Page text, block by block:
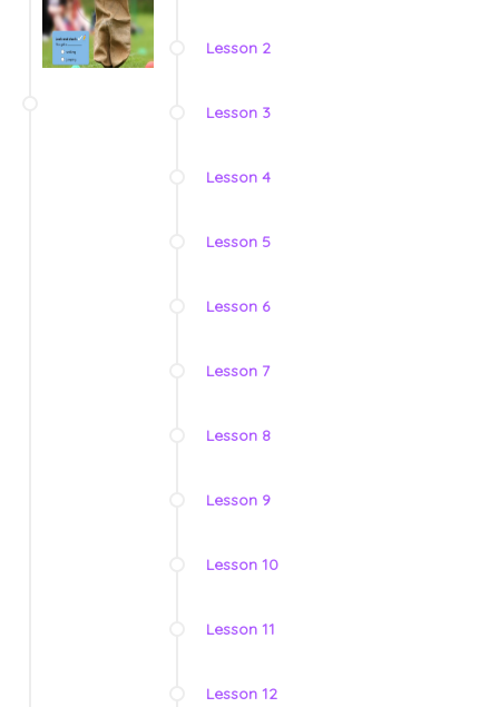
Lesson 2
Lesson 3
Lesson 4
Lesson 5
Lesson 6
Lesson 7
Lesson 8
Lesson 9
Lesson 10
Lesson 11
Lesson 12